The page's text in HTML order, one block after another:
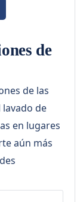
de
de las
de
en lugares
aún más